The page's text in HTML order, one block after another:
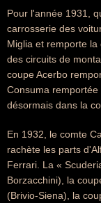
Pour l'année 1931,
carrosserie des
Miglia et remporte
des circuits de
coupe Acerbo
Consuma
désormais dans la
En 1932, le comte
rachète les parts
Ferrari. La «
Borzacchini), la
(Brivio-Siena), la